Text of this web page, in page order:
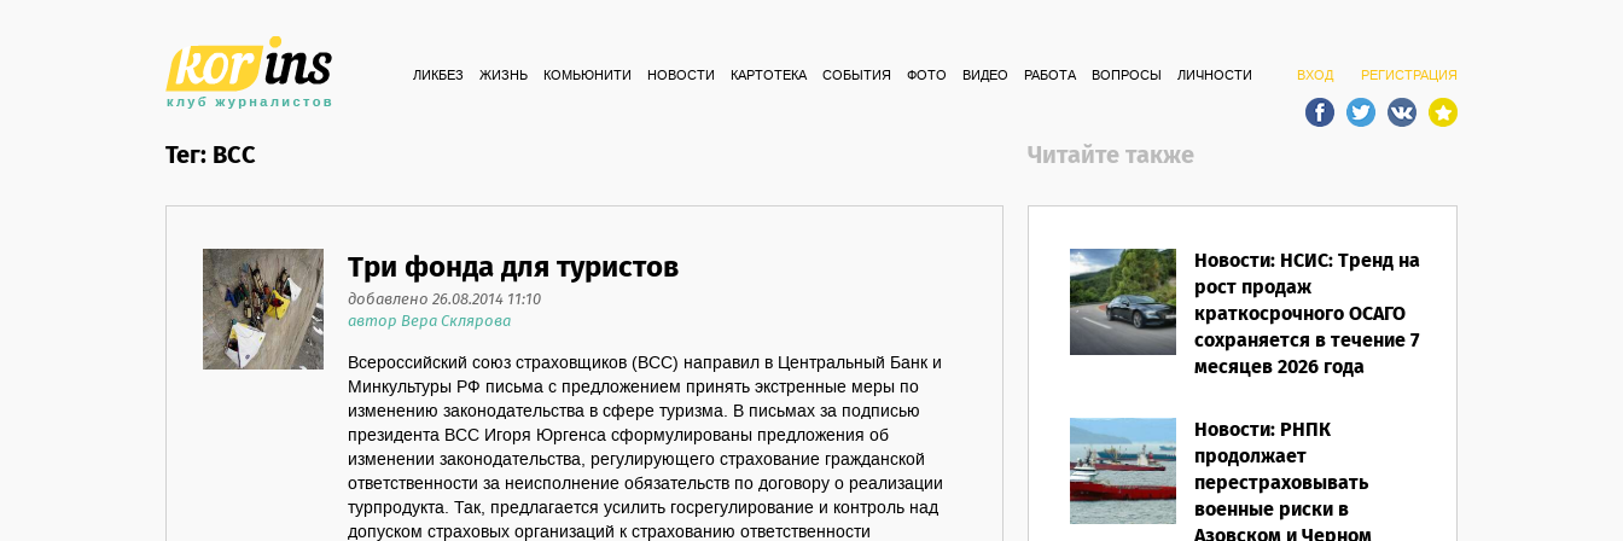
ВХОД РЕГИСТРАЦИЯ
ЛИКБЕЗ ЖИЗНЬ КОМЬЮНИТИ НОВОСТИ КАРТОТЕКА СОБЫТИЯ ФОТО ВИДЕО РАБОТА ВОПРОСЫ ЛИЧНОСТИ
Тег: ВСС
Три фонда для туристов
добавлено 26.08.2014 11:10
автор Вера Склярова
Всероссийский союз страховщиков (ВСС) направил в Центральный Банк и
Минкультуры РФ письма с предложением принять экстренные меры по
изменению законодательства в сфере туризма. В письмах за подписью
президента ВСС Игоря Юргенса сформулированы предложения об
изменении законодательства, регулирующего страхование гражданской
ответственности за неисполнение обязательств по договору о реализации
турпродукта. Так, предлагается усилить госрегулирование и контроль над
допуском страховых организаций к страхованию ответственности
Читайте также
Новости: НСИС: Тренд на
рост продаж
краткосрочного ОСАГО
сохраняется в течение 7
месяцев 2026 года
Новости: РНПК
продолжает
перестраховывать
военные риски в